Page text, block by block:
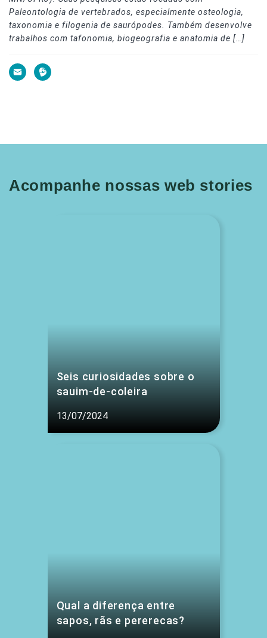
Paleontologia de vertebrados, especialmente osteologia,
taxonomia e filogenia de saurópodes. Também desenvolve
trabalhos com tafonomia, biogeografia e anatomia de […]
Acompanhe nossas web stories
Seis curiosidades sobre o
sauim-de-coleira
13/07/2024
Qual a diferença entre
sapos, rãs e pererecas?